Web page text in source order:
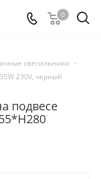
0
светильники -
230V, черный
подвесе